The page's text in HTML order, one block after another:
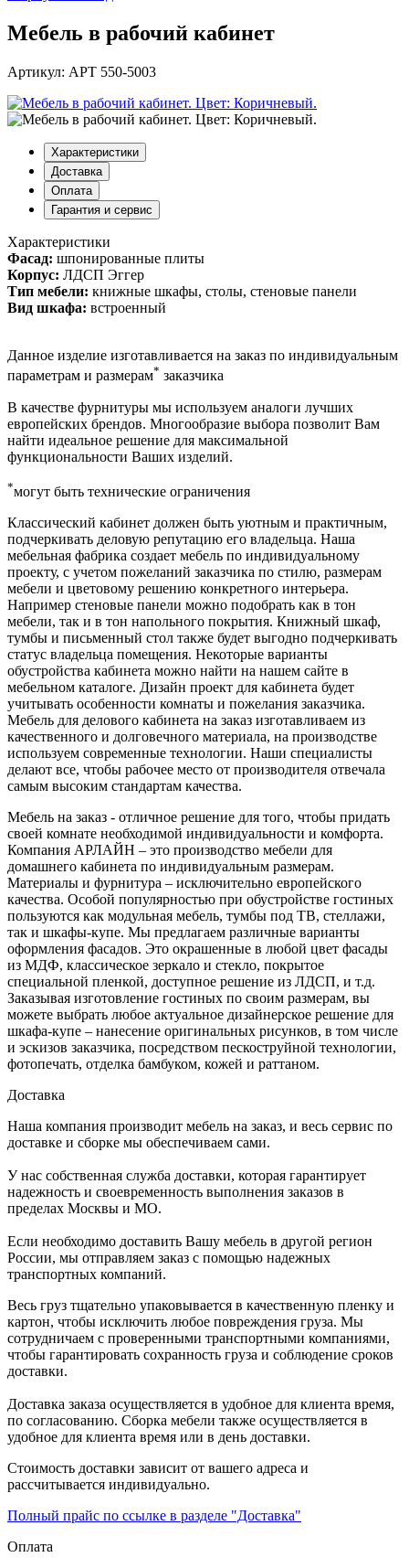
Мебель в рабочий кабинет
Артикул: АРТ 550-5003
Характеристики
Доставка
Оплата
Гарантия и сервис
Характеристики
Фасад: шпонированные плиты
Корпус: ЛДСП Эггер
Тип мебели: книжные шкафы, столы, стеновые панели
Вид шкафа: встроенный
Данное изделие изготавливается на заказ по индивидуальным
параметрам и размерам* заказчика
В качестве фурнитуры мы используем аналоги лучших
европейских брендов. Многообразие выбора позволит Вам
найти идеальное решение для максимальной
функциональности Ваших изделий.
*могут быть технические ограничения
Классический кабинет должен быть уютным и практичным,
подчеркивать деловую репутацию его владельца. Наша
мебельная фабрика создает мебель по индивидуальному
проекту, с учетом пожеланий заказчика по стилю, размерам
мебели и цветовому решению конкретного интерьера.
Например стеновые панели можно подобрать как в тон
мебели, так и в тон напольного покрытия. Книжный шкаф,
тумбы и письменный стол также будет выгодно подчеркивать
статус владельца помещения. Некоторые варианты
обустройства кабинета можно найти на нашем сайте в
мебельном каталоге. Дизайн проект для кабинета будет
учитывать особенности комнаты и пожелания заказчика.
Мебель для делового кабинета на заказ изготавливаем из
качественного и долговечного материала, на производстве
используем современные технологии. Наши специалисты
делают все, чтобы рабочее место от производителя отвечала
самым высоким стандартам качества.
Мебель на заказ - отличное решение для того, чтобы придать
своей комнате необходимой индивидуальности и комфорта.
Компания АРЛАЙН – это производство мебели для
домашнего кабинета по индивидуальным размерам.
Материалы и фурнитура – исключительно европейского
качества. Особой популярностью при обустройстве гостиных
пользуются как модульная мебель, тумбы под ТВ, стеллажи,
так и шкафы-купе. Мы предлагаем различные варианты
оформления фасадов. Это окрашенные в любой цвет фасады
из МДФ, классическое зеркало и стекло, покрытое
специальной пленкой, доступное решение из ЛДСП, и т.д.
Заказывая изготовление гостиных по своим размерам, вы
можете выбрать любое актуальное дизайнерское решение для
шкафа-купе – нанесение оригинальных рисунков, в том числе
и эскизов заказчика, посредством пескоструйной технологии,
фотопечать, отделка бамбуком, кожей и раттаном.
Доставка
Наша компания производит мебель на заказ, и весь сервис по
доставке и сборке мы обеспечиваем сами.
У нас собственная служба доставки, которая гарантирует
надежность и своевременность выполнения заказов в
пределах Москвы и МО.
Если необходимо доставить Вашу мебель в другой регион
России, мы отправляем заказ с помощью надежных
транспортных компаний.
Весь груз тщательно упаковывается в качественную пленку и
картон, чтобы исключить любое повреждения груза. Мы
сотрудничаем с проверенными транспортными компаниями,
чтобы гарантировать сохранность груза и соблюдение сроков
доставки.
Доставка заказа осуществляется в удобное для клиента время,
по согласованию. Сборка мебели также осуществляется в
удобное для клиента время или в день доставки.
Стоимость доставки зависит от вашего адреса и
рассчитывается индивидуально.
Полный прайс по ссылке в разделе "Доставка"
Оплата